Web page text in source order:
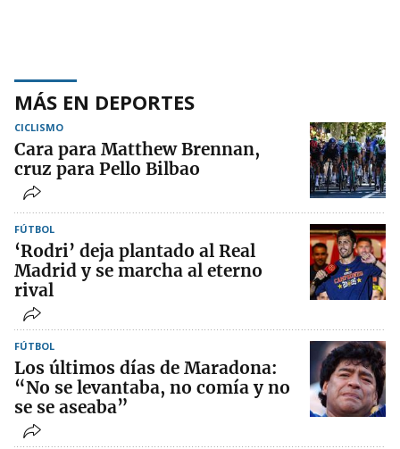
MÁS EN DEPORTES
CICLISMO
Cara para Matthew Brennan,
cruz para Pello Bilbao
FÚTBOL
‘Rodri’ deja plantado al Real
Madrid y se marcha al eterno
rival
FÚTBOL
Los últimos días de Maradona:
“No se levantaba, no comía y no
se se aseaba”